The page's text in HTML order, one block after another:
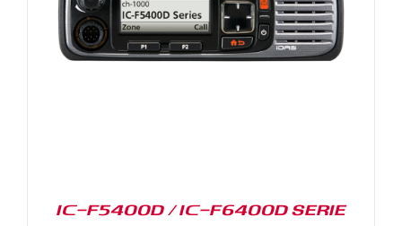
IC-F5400D / IC-F6400D SERIE